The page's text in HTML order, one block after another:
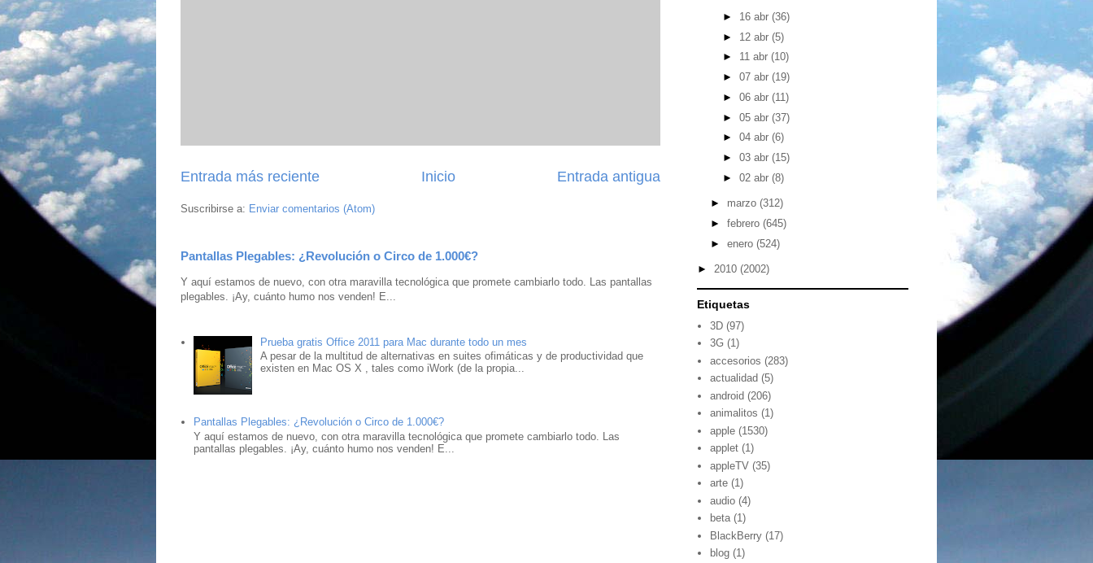
Entrada más reciente Entrada antigua
Inicio
Suscribirse a: Enviar comentarios (Atom)
Pantallas Plegables: ¿Revolución o Circo de 1.000€?
Y aquí estamos de nuevo, con otra maravilla tecnológica que promete cambiarlo todo. Las pantallas
plegables. ¡Ay, cuánto humo nos venden! E...
Prueba gratis Office 2011 para Mac durante todo un mes
A pesar de la multitud de alternativas en suites ofimáticas y de productividad que
existen en Mac OS X , tales como iWork (de la propia...
Pantallas Plegables: ¿Revolución o Circo de 1.000€?
Y aquí estamos de nuevo, con otra maravilla tecnológica que promete cambiarlo todo. Las
pantallas plegables. ¡Ay, cuánto humo nos venden! E...
► 16 abr(36)
► 12 abr(5)
► 11 abr(10)
►07 abr(19)
►06 abr(11)
►05 abr(37)
►04 abr(6)
►03 abr(15)
►02 abr(8)
► marzo (312)
► febrero (645)
► enero (524)
► 2010 (2002)
Etiquetas
3D (97)
3G (1)
accesorios (283)
actualidad (5)
android (206)
animalitos (1)
apple (1530)
applet (1)
appleTV (35)
arte (1)
audio (4)
beta (1)
BlackBerry (17)
blog (1)